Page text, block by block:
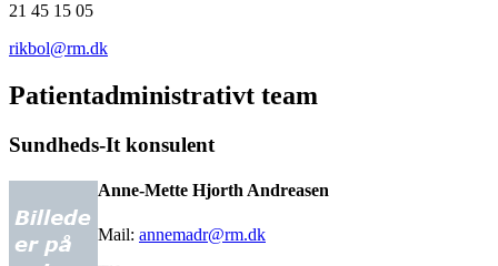
21 45 15 05
rikbol@rm.dk
Patientadministrativt team
Sundheds-It konsulent
Anne-Mette Hjorth Andreasen
Mail: annemadr@rm.dk